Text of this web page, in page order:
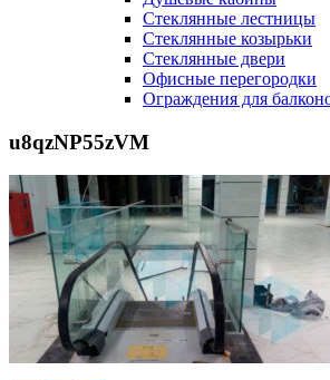
Cтеклянные лестницы
Cтеклянные козырьки
Cтеклянные двери
Офисные перегородки
Ограждения для
u8qzNP55zVM